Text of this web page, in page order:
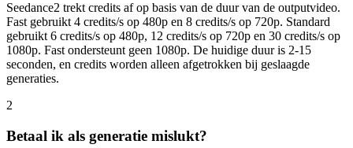
Seedance2 trekt credits af op basis van de duur van de outputvideo.
Fast gebruikt 4 credits/s op 480p en 8 credits/s op 720p. Standard
gebruikt 6 credits/s op 480p, 12 credits/s op 720p en 30 credits/s op
1080p. Fast ondersteunt geen 1080p. De huidige duur is 2-15
seconden, en credits worden alleen afgetrokken bij geslaagde
generaties.
2
Betaal ik als generatie mislukt?